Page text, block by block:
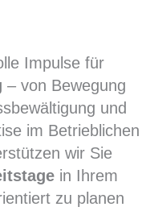
Impulse für
– von Bewegung
und
im Betrieblichen
wir Sie
in Ihrem
zu planen